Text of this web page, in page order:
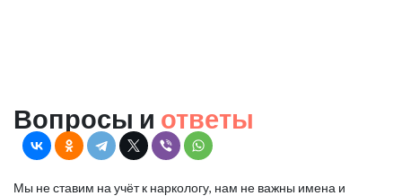
Вопросы и ответы
Мы не ставим на учёт к наркологу, нам не важны имена и